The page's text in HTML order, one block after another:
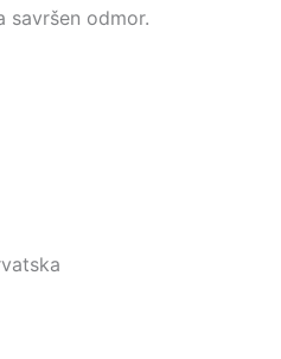
savršen odmor.